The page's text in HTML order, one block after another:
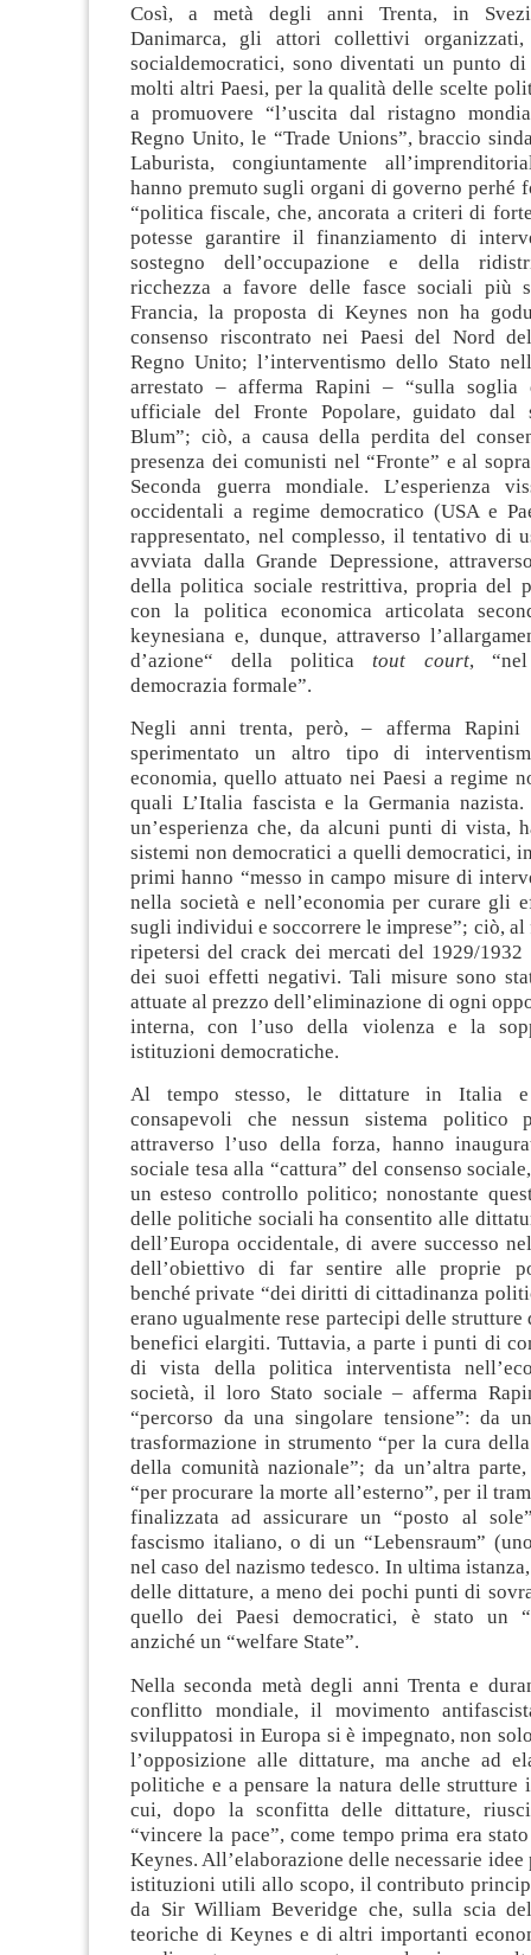
Così, a metà degli anni Trenta, in
Danimarca, gli attori collettivi
socialdemocratici, sono diventati un punto
molti altri Paesi, per la qualità delle scelte
a promuovere “l’uscita dal ristagno
Regno Unito, le “Trade Unions”, braccio
Laburista, congiuntamente
hanno premuto sugli organi di governo perhé
“politica fiscale, che, ancorata a criteri di
potesse garantire il finanziamento di
sostegno dell’occupazione e della
ricchezza a favore delle fasce sociali più
Francia, la proposta di Keynes non ha
consenso riscontrato nei Paesi del Nord
Regno Unito; l’interventismo dello Stato
arrestato – afferma Rapini – “sulla soglia
ufficiale del Fronte Popolare, guidato dal
Blum”; ciò, a causa della perdita del
presenza dei comunisti nel “Fronte” e al
Seconda guerra mondiale. L’esperienza
occidentali a regime democratico (USA e
rappresentato, nel complesso, il tentativo di
avviata dalla Grande Depressione,
della politica sociale restrittiva, propria del
con la politica economica articolata
keynesiana e, dunque, attraverso
d’azione“ della politicatout court,
democrazia formale”.
Negli anni trenta, però, – afferma Rapini
sperimentato un altro tipo di
economia, quello attuato nei Paesi a regime
quali L’Italia fascista e la Germania
un’esperienza che, da alcuni punti di vista,
sistemi non democratici a quelli democratici,
primi hanno “messo in campo misure di
nella società e nell’economia per curare gli
sugli individui e soccorrere le imprese”; ciò,
ripetersi del crack dei mercati del 1929/
dei suoi effetti negativi. Tali misure sono
attuate al prezzo dell’eliminazione di ogni
interna, con l’uso della violenza e la
istituzioni democratiche.
Al tempo stesso, le dittature in Italia e
consapevoli che nessun sistema politico
attraverso l’uso della forza, hanno
sociale tesa alla “cattura” del consenso
un esteso controllo politico; nonostante
delle politiche sociali ha consentito alle
dell’Europa occidentale, di avere successo
dell’obiettivo di far sentire alle proprie
benché private “dei diritti di cittadinanza
erano ugualmente rese partecipi delle strutture
benefici elargiti. Tuttavia, a parte i punti di
di vista della politica interventista
società, il loro Stato sociale – afferma
“percorso da una singolare tensione”: da
trasformazione in strumento “per la cura
della comunità nazionale”; da un’altra
“per procurare la morte all’esterno”, per il
finalizzata ad assicurare un “posto al
fascismo italiano, o di un “Lebensraum”
nel caso del nazismo tedesco. In ultima
delle dittature, a meno dei pochi punti di
quello dei Paesi democratici, è stato un
anziché un “welfare State”.
Nella seconda metà degli anni Trenta e
conflitto mondiale, il movimento
sviluppatosi in Europa si è impegnato, non
l’opposizione alle dittature, ma anche ad
politiche e a pensare la natura delle strutture
cui, dopo la sconfitta delle dittature,
“vincere la pace”, come tempo prima era
Keynes. All’elaborazione delle necessarie
istituzioni utili allo scopo, il contributo
da Sir William Beveridge che, sulla scia
teoriche di Keynes e di altri importanti